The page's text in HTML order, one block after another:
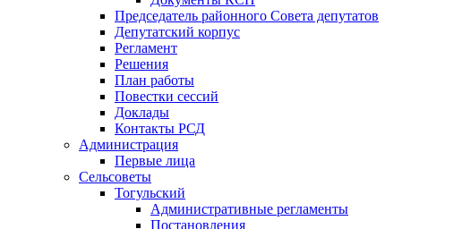
Председатель районного Совета депутатов
Депутатский корпус
Регламент
Решения
План работы
Повестки сессий
Доклады
Контакты РСД
Администрация
Первые лица
Сельсоветы
Тогульский
Административные регламенты
Постановления